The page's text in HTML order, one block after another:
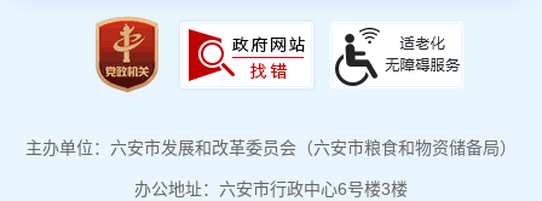
主办单位：六安市发展和改革委员会（六安市粮食和物资储备局）
办公地址：六安市行政中心6号楼3楼